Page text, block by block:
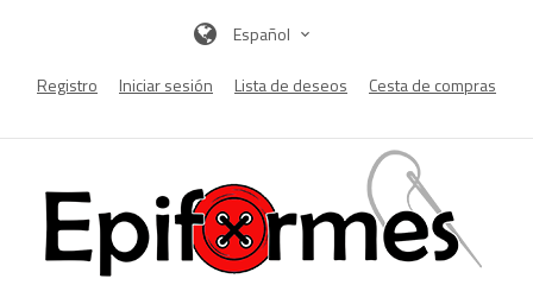
Español
Registro Iniciar sesión Lista de deseos Cesta de compras